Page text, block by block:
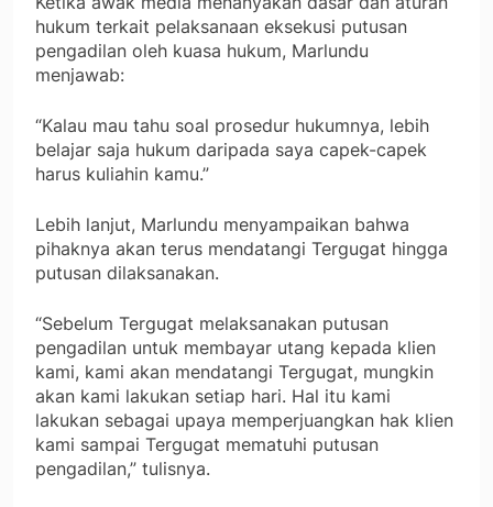
hukum terkait pelaksanaan eksekusi putusan
pengadilan oleh kuasa hukum, Marlundu
menjawab:
“Kalau mau tahu soal prosedur hukumnya, lebih
belajar saja hukum daripada saya capek-capek
harus kuliahin kamu.”
Lebih lanjut, Marlundu menyampaikan bahwa
pihaknya akan terus mendatangi Tergugat hingga
putusan dilaksanakan.
“Sebelum Tergugat melaksanakan putusan
pengadilan untuk membayar utang kepada klien
kami, kami akan mendatangi Tergugat, mungkin
akan kami lakukan setiap hari. Hal itu kami
lakukan sebagai upaya memperjuangkan hak klien
kami sampai Tergugat mematuhi putusan
pengadilan,” tulisnya.